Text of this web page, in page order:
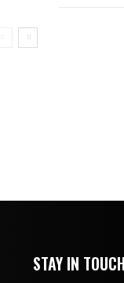
STAY IN TOUCH